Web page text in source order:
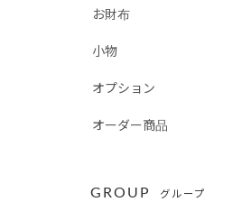
お財布
小物
オプション
オーダー商品
GROUP グループ